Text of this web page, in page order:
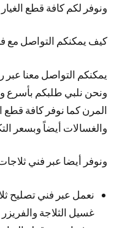
ونوفر لكم كافة قطع
كيف يمكنكم التواصل مع
يمكنكم التواصل معنا عبر
ونحن نلبي طلبكم بأسرع
المرن كما نوفر كافة قطع
والغسالات أيضاً وبسعر
ونوفر أيضا عبر فني
نعمل عبر فني تصليح
غسيل الثلاجة والفريزر